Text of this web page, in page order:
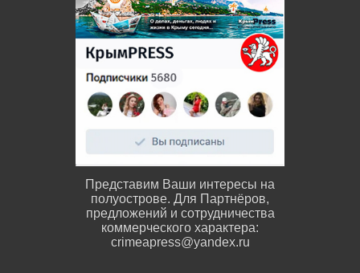
Представим Ваши интересы на
полуострове. Для Партнёров,
предложений и сотрудничества
коммерческого характера:
crimeapress@yandex.ru